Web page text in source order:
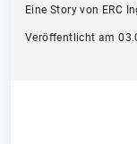
Eine Story von ERC
Veröffentlicht am